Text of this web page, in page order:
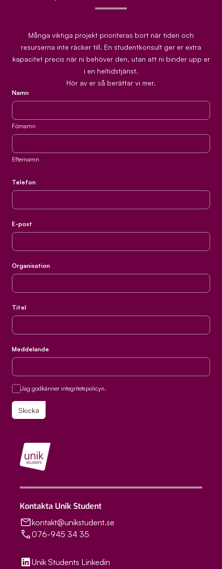
Många viktiga projekt prioriteras bort när tiden och
resurserna inte räcker till. En studentkonsult ger er extra
kapacitet precis när ni behöver den, utan att ni binder upp er
i en heltidstjänst.
Hör av er så berättar vi mer.
Namn
Förnamn
Efternamn
Telefon
E-post
Organisation
Titel
Meddelande
Samtycke
Jag godkänner integritetspolicyn.
Kontakta Unik Student
kontakt@unikstudent.se
076-945 34 35
Unik Students Linkedin